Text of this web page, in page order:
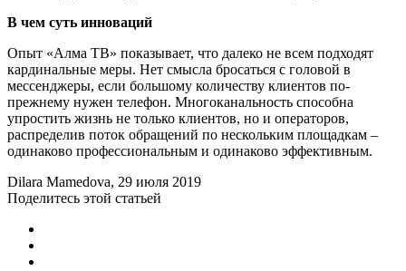
В чем суть инноваций
Опыт «Алма ТВ» показывает, что далеко не всем подходят
кардинальные меры. Нет смысла бросаться с головой в
мессенджеры, если большому количеству клиентов по-
прежнему нужен телефон. Многоканальность способна
упростить жизнь не только клиентов, но и операторов,
распределив поток обращений по нескольким площадкам –
одинаково профессиональным и одинаково эффективным.
Dilara Mamedova, 29 июля 2019
Поделитесь этой статьей